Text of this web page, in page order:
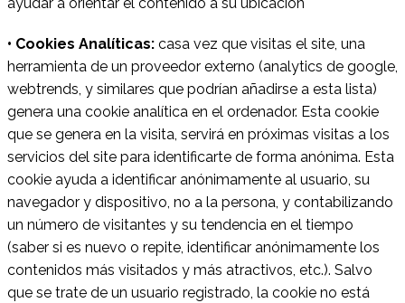
ayudar a orientar el contenido a su ubicación
• Cookies Analíticas: casa vez que visitas el site, una
herramienta de un proveedor externo (analytics de google,
webtrends, y similares que podrían añadirse a esta lista)
genera una cookie analítica en el ordenador. Esta cookie
que se genera en la visita, servirá en próximas visitas a los
servicios del site para identificarte de forma anónima. Esta
cookie ayuda a identificar anónimamente al usuario, su
navegador y dispositivo, no a la persona, y contabilizando
un número de visitantes y su tendencia en el tiempo
(saber si es nuevo o repite, identificar anónimamente los
contenidos más visitados y más atractivos, etc.). Salvo
que se trate de un usuario registrado, la cookie no está